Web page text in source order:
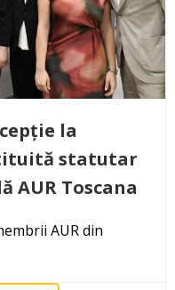
la
statutar
AUR Toscana
AUR din